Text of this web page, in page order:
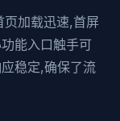
加载迅速,首屏
能入口触手可
稳定,确保了流